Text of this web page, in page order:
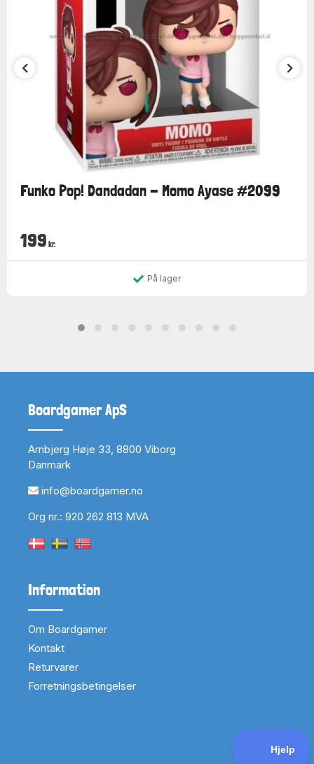
Funko Pop! Dandadan - Momo Ayase #2099
199 kr.
På lager
Boardgamer ApS
Arnbjerg Høje 33, 8800 Viborg
Danmark
info@boardgamer.no
Org nr.: 920 262 813 MVA
Information
Om Boardgamer
Kontakt
Returvarer
Forretningsbetingelser